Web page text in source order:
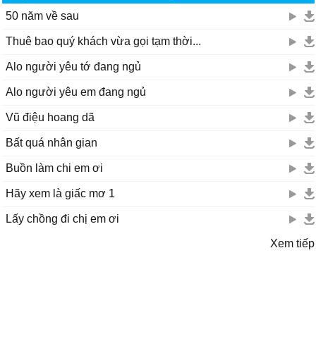
50 năm về sau
Thuê bao quý khách vừa gọi tạm thời...
Alo người yêu tớ đang ngủ
Alo người yêu em đang ngủ
Vũ điệu hoang dã
Bất quá nhân gian
Buồn làm chi em ơi
Hãy xem là giấc mơ 1
Lấy chồng đi chị em ơi
Xem tiếp